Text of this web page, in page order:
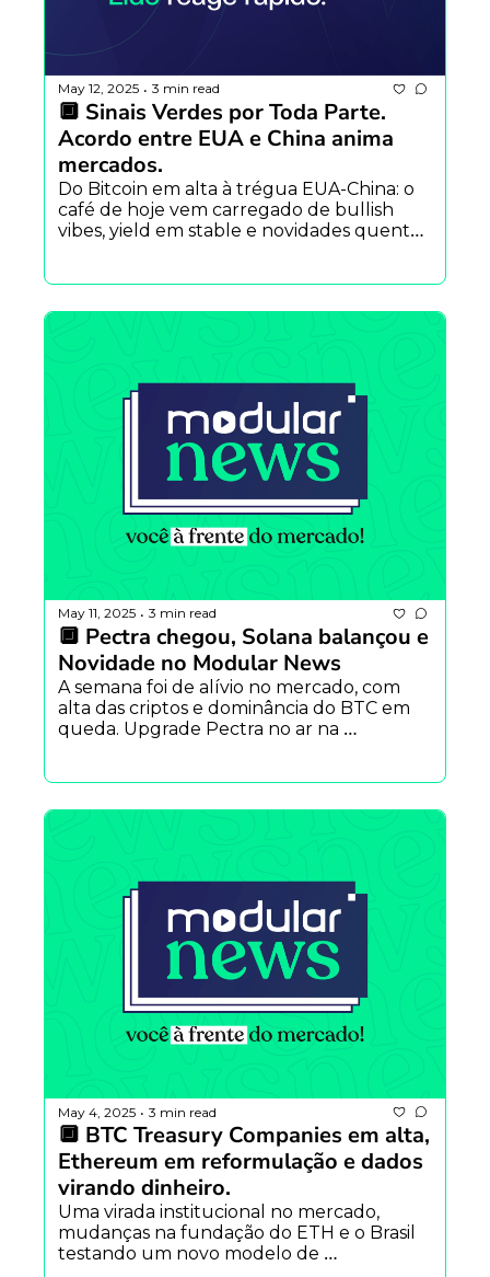
May 12, 2025 • 3 min read
🔲 Sinais Verdes por Toda Parte.
Acordo entre EUA e China anima
mercados.
Do Bitcoin em alta à trégua EUA-China: o
café de hoje vem carregado de bullish
vibes, yield em stable e novidades quentes
May 11, 2025 • 3 min read
🔲 Pectra chegou, Solana balançou e
Novidade no Modular News
A semana foi de alívio no mercado, com
alta das criptos e dominância do BTC em
queda. Upgrade Pectra no ar na
May 4, 2025 • 3 min read
🔲 BTC Treasury Companies em alta,
Ethereum em reformulação e dados
virando dinheiro.
Uma virada institucional no mercado,
mudanças na fundação do ETH e o Brasil
testando um novo modelo de